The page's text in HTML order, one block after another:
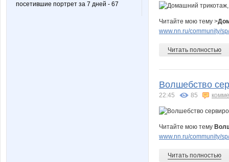
посетившие портрет за 7 дней - 67
Читайте мою тему >
www.nn.ru/community/
Читать полностью
Волшебство
22:45 85
Читайте мою тему
www.nn.ru/community/
Читать полностью